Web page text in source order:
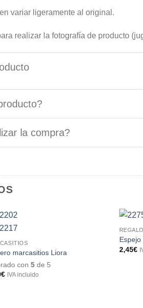
variar ligeramente al original.
realizar la fotografía de producto
la compra?
marcasitios Liora
con5 de 5
€ IVA incluido
Espejo
2,45€